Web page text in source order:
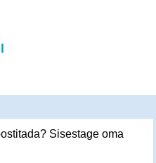
Sisestage oma